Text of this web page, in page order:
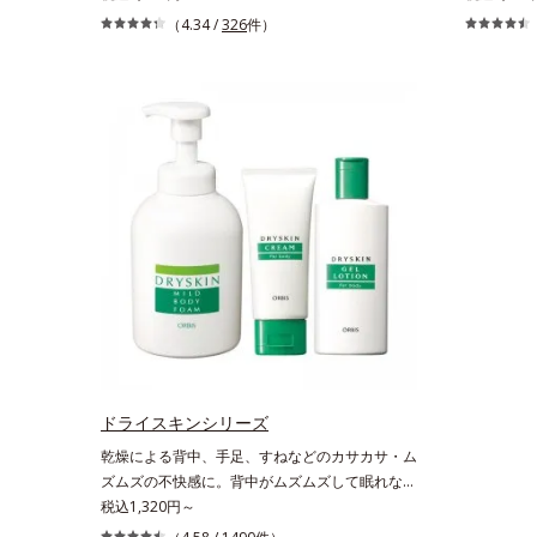
のテクスチャーが体温でじんわり、とろんとほぐ
違い！ 寝ながらケアで唇をそっといたわりなが
ら、メイク映えするしっとりやわらか唇を実現し
ます。【ご使用方法】清潔な指先またはお手持ち
のリップブラシに適量をとって、唇にやさしくな
（4.34 /326件）
るボディ
ドライスキンシリーズ
乾燥による背中、手足、すねなどのカサカサ・ム
ズムズの不快感に。背中がムズムズして眠れな
い、手足がカサつく、お風呂上がりはその不快感
が増してつらい・・・と悩んでいませんか？それ
税込1,320円～